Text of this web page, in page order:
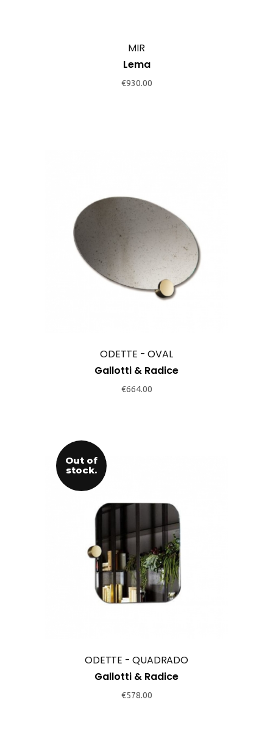
MIR
Lema
€930.00
ODETTE - OVAL
Gallotti & Radice
€664.00
Out of
stock.
ODETTE - QUADRADO
Gallotti & Radice
€578.00